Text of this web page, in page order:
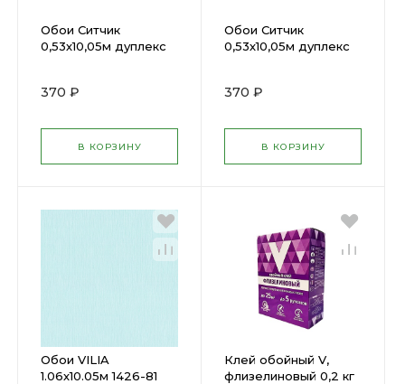
Обои Ситчик
0,53х10,05м дуплекс
370 ₽
В КОРЗИНУ
Обои Ситчик
0,53х10,05м дуплекс
370 ₽
В КОРЗИНУ
Обои VILIA
1.06х10.05м 1426-81
Клей обойный V,
флизелиновый 0,2 кг